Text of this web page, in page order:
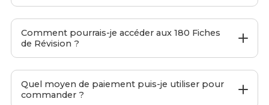
BTS FABCRest un site web proposant180 Fiches de
Révisionpour leBTS FABCRafin de t'aider à préparer
ton examen final.
C'est moi-même, Yassin et mon équipe qui l'avons
développé. Nous accordons une importance capitale à
la
simplicité et à l'efficacité de nos
180 Fiches de
Révision
afin que tu puisses te préparer aux examens
Comment pourrais-je accéder aux 180 Fiches
de Révision ?
Pendant le passage de ta commande, entre ton
adresse emailprincipale.
Une fois ta commande passée, tu recevras
Quel moyen de paiement puis-je utiliser pour
commander ?